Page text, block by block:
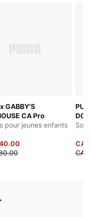
GABBY'S
CA Pro
pour jeunes enfants